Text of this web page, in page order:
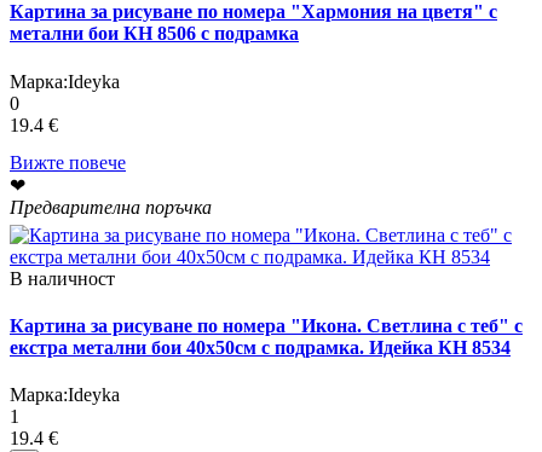
Картина за рисуване по номера "Хармония на цветя" с
метални бои КН 8506 с подрамка
Марка:Ideyka
0
19.4 €
Вижте повече
❤
Предварителна поръчка
В наличност
Картина за рисуване по номера "Икона. Светлина с теб" с
екстра метални бои 40х50см с подрамка. Идейка КН 8534
Марка:Ideyka
1
19.4 €